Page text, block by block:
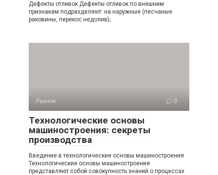
Дефекты отливок Дефекты отливок по внешним
признакам подразделяют: на наружные (песчаные
раковины, перекос недолив);
Разное 0
Технологические основы
машиностроения: секреты
производства
Введение в технологические основы машиностроения
Технологические основы машиностроения
представляют собой совокупность знаний о процессах